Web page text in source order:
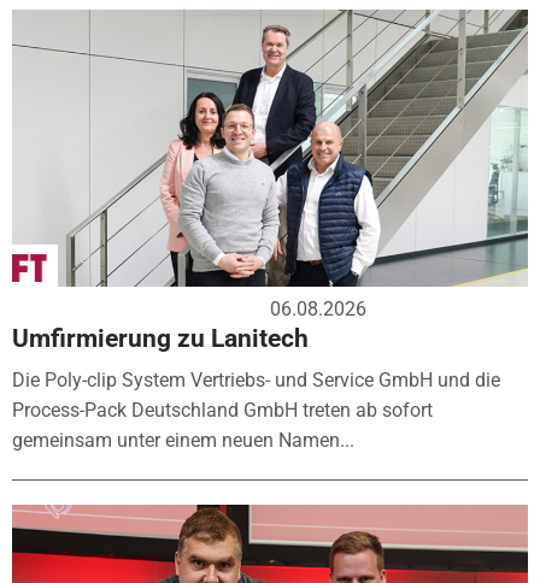
06.08.2026
Umfirmierung zu Lanitech
Die Poly-clip System Vertriebs- und Service GmbH und die
Process-Pack Deutschland GmbH treten ab sofort
gemeinsam unter einem neuen Namen...